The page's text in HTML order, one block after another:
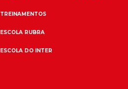
TREINAMENTOS
ESCOLA RUBRA
ESCOLA DO INTER